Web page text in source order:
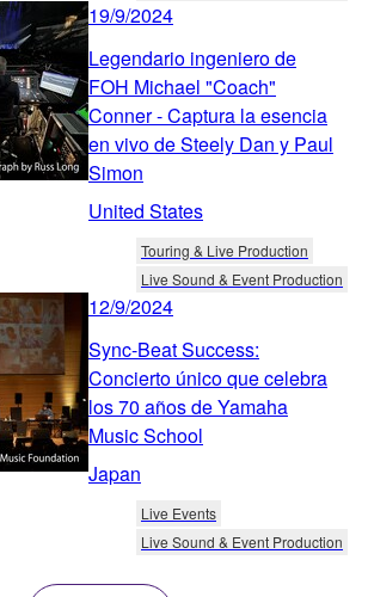
19/9/2024
Legendario ingeniero de
FOH Michael "Coach"
Conner - Captura la esencia
en vivo de Steely Dan y Paul
Simon
United States
Touring & Live Production
Live Sound & Event Production
12/9/2024
Sync-Beat Success:
Concierto único que celebra
los 70 años de Yamaha
Music School
Japan
Live Events
Live Sound & Event Production